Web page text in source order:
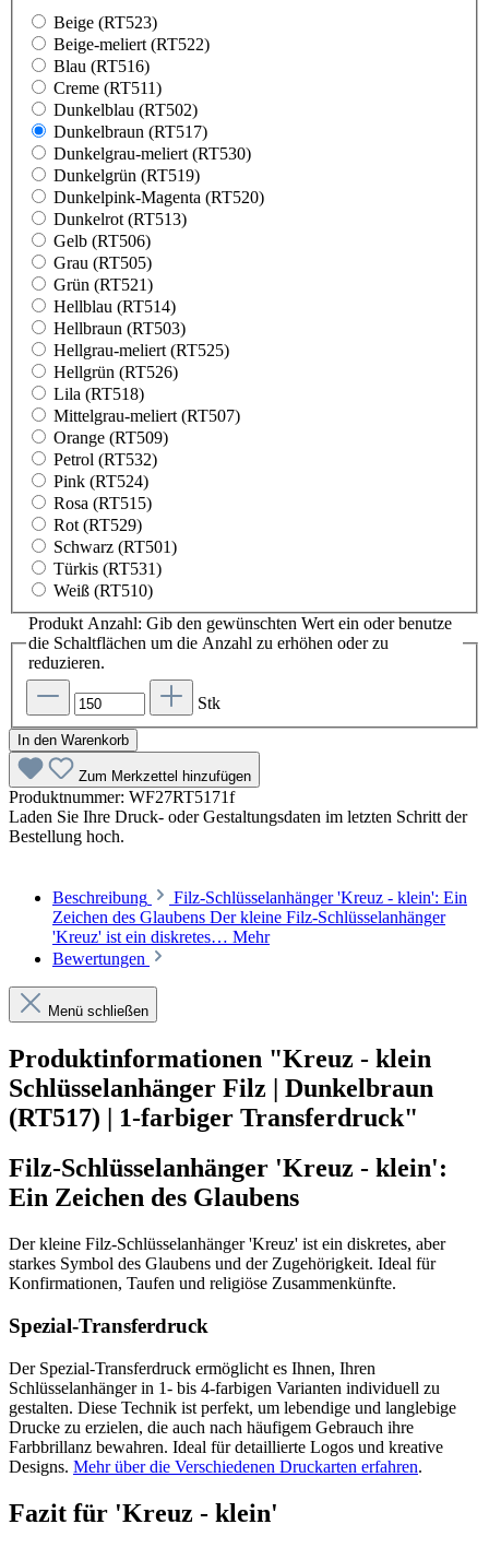
Beige (RT523)
Beige-meliert (RT522)
Blau (RT516)
Creme (RT511)
Dunkelblau (RT502)
Dunkelbraun (RT517)
Dunkelgrau-meliert (RT530)
Dunkelgrün (RT519)
Dunkelpink-Magenta (RT520)
Dunkelrot (RT513)
Gelb (RT506)
Grau (RT505)
Grün (RT521)
Hellblau (RT514)
Hellbraun (RT503)
Hellgrau-meliert (RT525)
Hellgrün (RT526)
Lila (RT518)
Mittelgrau-meliert (RT507)
Orange (RT509)
Petrol (RT532)
Pink (RT524)
Rosa (RT515)
Rot (RT529)
Schwarz (RT501)
Türkis (RT531)
Weiß (RT510)
Produkt Anzahl: Gib den gewünschten Wert ein oder benutze
die Schaltflächen um die Anzahl zu erhöhen oder zu
reduzieren.
Stk
In den Warenkorb
Zum Merkzettel hinzufügen
Produktnummer: WF27RT5171f
Laden Sie Ihre Druck- oder Gestaltungsdaten im letzten Schritt der
Bestellung hoch.
Beschreibung
Filz-Schlüsselanhänger 'Kreuz - klein': Ein
Zeichen des Glaubens Der kleine Filz-Schlüsselanhänger
'Kreuz' ist ein diskretes… Mehr
Bewertungen
Menü schließen
Produktinformationen "Kreuz - klein
Schlüsselanhänger Filz | Dunkelbraun
(RT517) | 1-farbiger Transferdruck"
Filz-Schlüsselanhänger 'Kreuz - klein':
Ein Zeichen des Glaubens
Der kleine Filz-Schlüsselanhänger 'Kreuz' ist ein diskretes, aber
starkes Symbol des Glaubens und der Zugehörigkeit. Ideal für
Konfirmationen, Taufen und religiöse Zusammenkünfte.
Spezial-Transferdruck
Der Spezial-Transferdruck ermöglicht es Ihnen, Ihren
Schlüsselanhänger in 1- bis 4-farbigen Varianten individuell zu
gestalten. Diese Technik ist perfekt, um lebendige und langlebige
Drucke zu erzielen, die auch nach häufigem Gebrauch ihre
Farbbrillanz bewahren. Ideal für detaillierte Logos und kreative
Designs. Mehr über die Verschiedenen Druckarten erfahren.
Fazit für 'Kreuz - klein'